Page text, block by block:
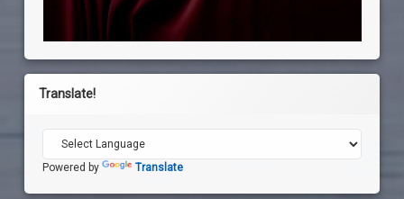
Translate!
Powered by Translate